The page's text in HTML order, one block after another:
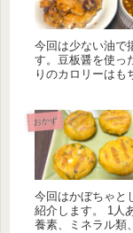
今回は少ない油で
す。豆板醤を使っ
りのカロリーはも
おかず
今回はかぼちゃと
紹介します。 1人
養素、ミネラル類